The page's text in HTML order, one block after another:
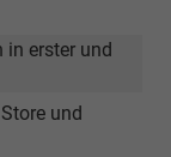
in erster und
und